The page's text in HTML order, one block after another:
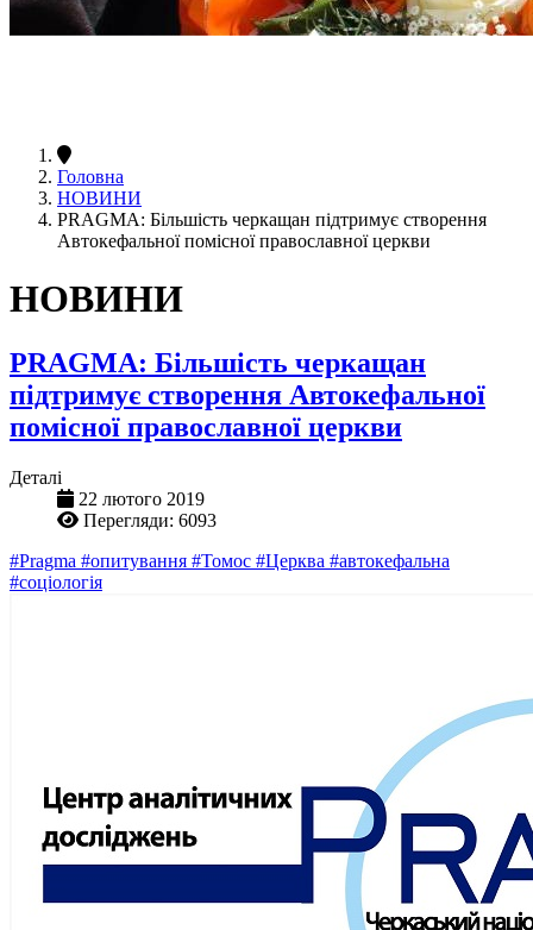
Головна
НОВИНИ
PRAGMA: Більшість черкащан підтримує створення
Автокефальної помісної православної церкви
НОВИНИ
PRAGMA: Більшість черкащан
підтримує створення Автокефальної
помісної православної церкви
Деталі
22 лютого 2019
Перегляди: 6093
#Pragma #опитування #Томос #Церква #автокефальна
#соціологія